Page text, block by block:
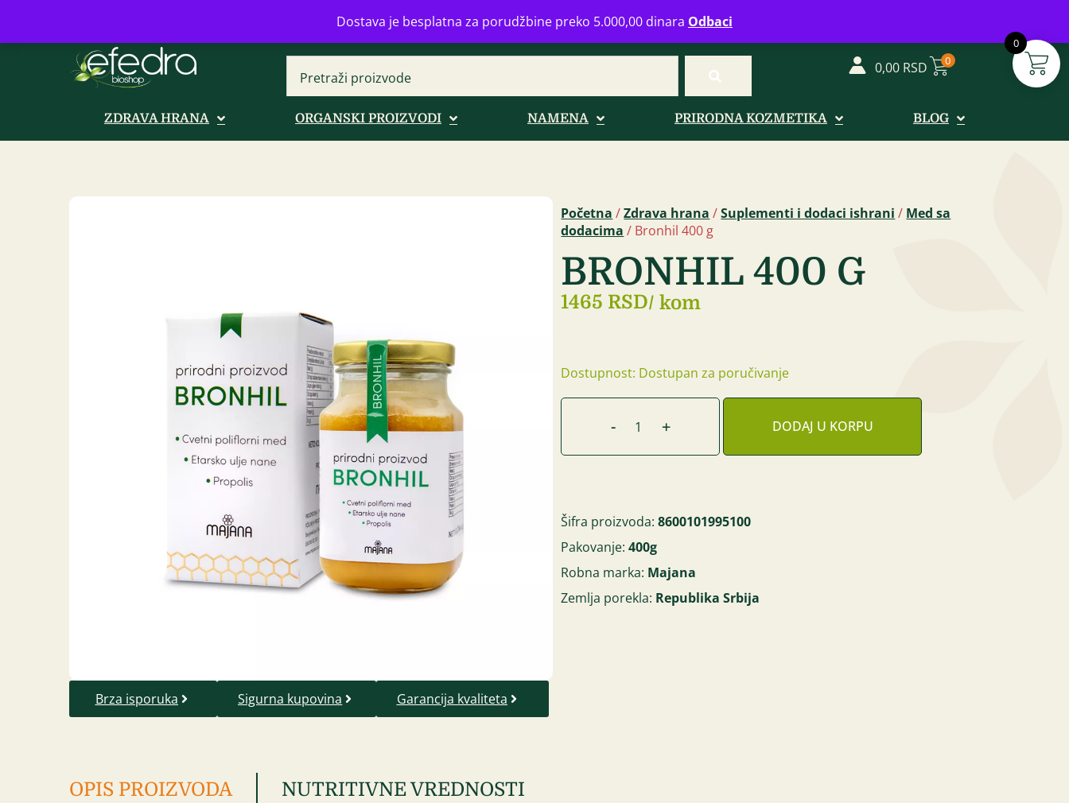
Dostava je besplatna za porudžbine preko 5.000,00 dinara Odbaci
0
Bulevar Mihajla Pupina 16b, Novi Beograd info@zdravahranaonline.rs+381 (0)11 770 39 61Radno vreme: Ponedeljak - Petak od 08-20h
0,00 RSD 0
ZDRAVA HRANA ORGANSKI PROIZVODI NAMENA PRIRODNA KOZMETIKA BLOG
Početna /Zdrava hrana /Suplementi i dodaci ishrani / Med sa
dodacima / Bronhil 400 g
BRONHIL 400 G
1465 RSD/ kom
Dostupnost: Dostupan za poručivanje
- + DODAJ U KORPU
Šifra proizvoda:8600101995100
Pakovanje:400g
Robna marka: Majana
Zemlja porekla: Republika Srbija
Brza isporuka Sigurna kupovina Garancija kvaliteta
OPIS PROIZVODA NUTRITIVNE VREDNOSTI